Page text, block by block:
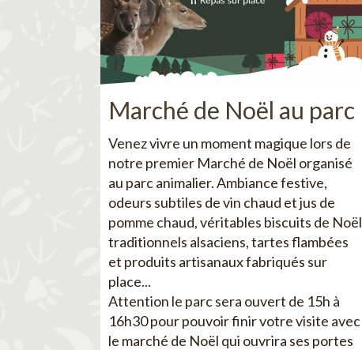
Marché de Noël au parc
Venez vivre un moment magique lors de
notre premier Marché de Noël organisé
au parc animalier. Ambiance festive,
odeurs subtiles de vin chaud et jus de
pomme chaud, véritables biscuits de Noël
traditionnels alsaciens, tartes flambées
et produits artisanaux fabriqués sur
place...
Attention le parc sera ouvert de 15h à
16h30 pour pouvoir finir votre visite avec
le marché de Noël qui ouvrira ses portes